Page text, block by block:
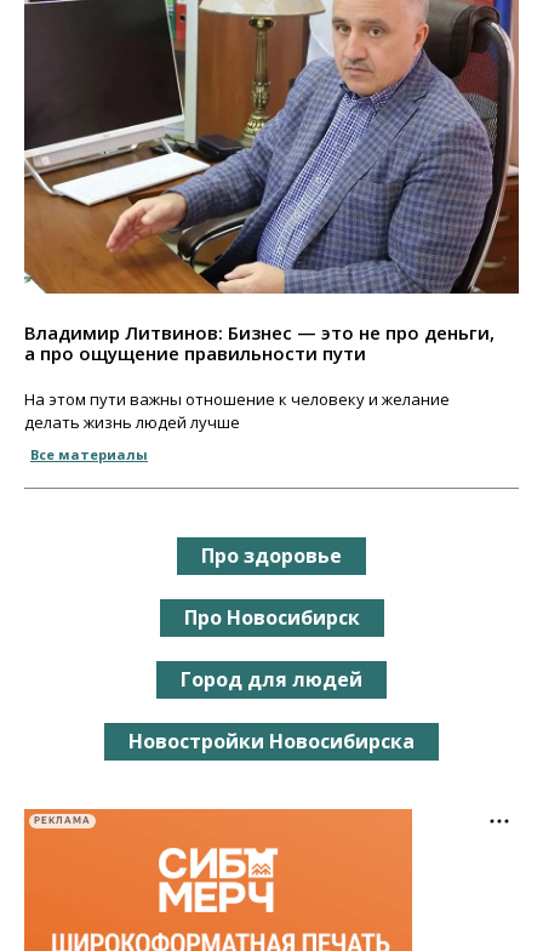
Владимир Литвинов: Бизнес — это не про деньги,
а про ощущение правильности пути
На этом пути важны отношение к человеку и желание
делать жизнь людей лучше
Все материалы
Про здоровье
Про Новосибирск
Город для людей
Новостройки Новосибирска
РЕКЛАМА